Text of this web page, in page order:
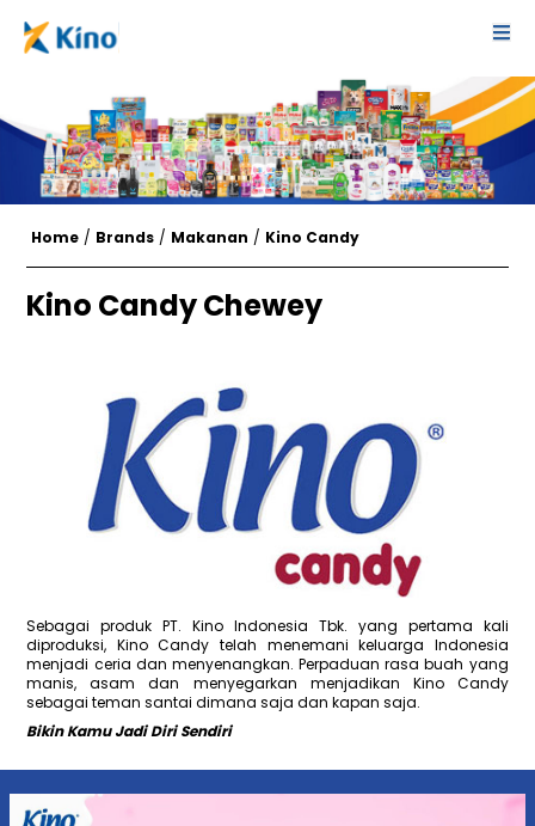
Home / Brands / Makanan / Kino Candy
Kino Candy Chewey
Sebagai produk PT. Kino Indonesia Tbk. yang pertama kali
diproduksi, Kino Candy telah menemani keluarga Indonesia
menjadi ceria dan menyenangkan. Perpaduan rasa buah yang
manis, asam dan menyegarkan menjadikan Kino Candy
sebagai teman santai dimana saja dan kapan saja.
Bikin Kamu Jadi Diri Sendiri